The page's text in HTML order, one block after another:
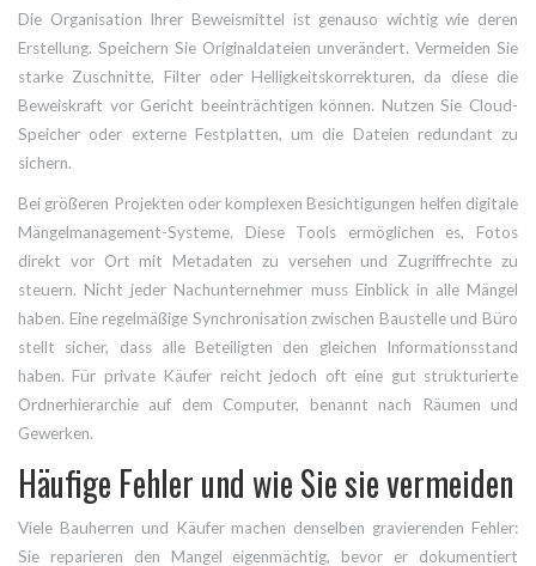
Die Organisation Ihrer Beweismittel ist genauso wichtig wie deren
Erstellung. Speichern Sie Originaldateien unverändert. Vermeiden Sie
starke Zuschnitte, Filter oder Helligkeitskorrekturen, da diese die
Beweiskraft vor Gericht beeinträchtigen können. Nutzen Sie Cloud-
Speicher oder externe Festplatten, um die Dateien redundant zu
sichern.
Bei größeren Projekten oder komplexen Besichtigungen helfen digitale
Mängelmanagement-Systeme. Diese Tools ermöglichen es, Fotos
direkt vor Ort mit Metadaten zu versehen und Zugriffrechte zu
steuern. Nicht jeder Nachunternehmer muss Einblick in alle Mängel
haben. Eine regelmäßige Synchronisation zwischen Baustelle und Büro
stellt sicher, dass alle Beteiligten den gleichen Informationsstand
haben. Für private Käufer reicht jedoch oft eine gut strukturierte
Ordnerhierarchie auf dem Computer, benannt nach Räumen und
Gewerken.
Häufige Fehler und wie Sie sie vermeiden
Viele Bauherren und Käufer machen denselben gravierenden Fehler:
Sie reparieren den Mangel eigenmächtig, bevor er dokumentiert